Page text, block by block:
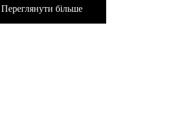
Переглянути більше